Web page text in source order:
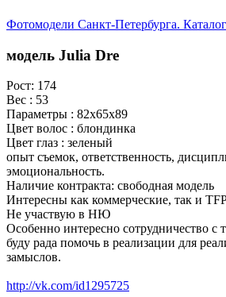
Фотомодели Санкт-Петербурга.
модель Julia Dre
Рост: 174
Вес : 53
Параметры : 82х65х89
Цвет волос : блондинка
Цвет глаз : зеленый
опыт съемок, ответственность,
эмоциональность.
Наличие контракта: свободная модель
Интересны как коммерческие, так и
Не участвую в НЮ
Особенно интересно сотрудничество с
буду рада помочь в реализации для
замыслов.
http://vk.com/id1295725